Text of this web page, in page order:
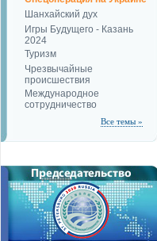
Шанхайский дух
Игры Будущего - Казань
2024
Туризм
Чрезвычайные
происшествия
Международное
сотрудничество
Все темы »